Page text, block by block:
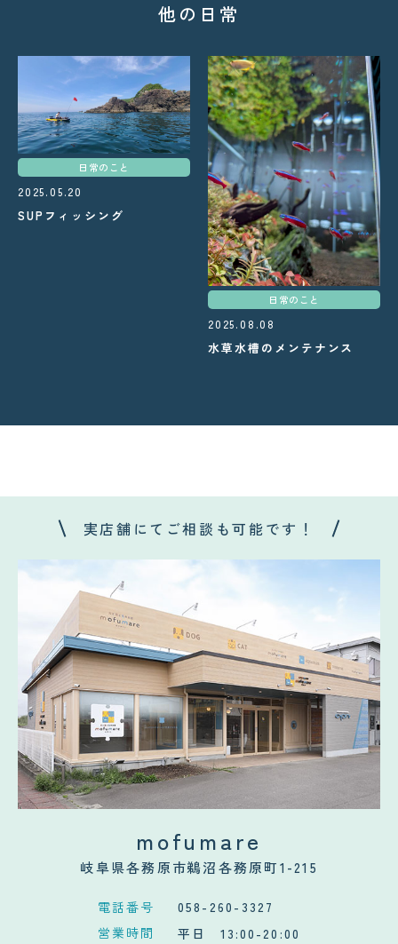
他の日常
日常のこと
2025.05.20
SUPフィッシング
日常のこと
2025.08.08
水草水槽のメンテナンス
実店舗にてご相談も可能です！
mofumare
岐阜県各務原市鵜沼各務原町1-215
電話番号
058-260-3327
営業時間
平日 13:00-20:00